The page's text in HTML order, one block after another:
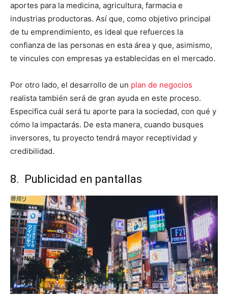
aportes para la medicina, agricultura, farmacia e
industrias productoras. Así que, como objetivo principal
de tu emprendimiento, es ideal que refuerces la
confianza de las personas en esta área y que, asimismo,
te vincules con empresas ya establecidas en el mercado.
Por otro lado, el desarrollo de un plan de negocios
realista también será de gran ayuda en este proceso.
Especifica cuál será tu aporte para la sociedad, con qué y
cómo la impactarás. De esta manera, cuando busques
inversores, tu proyecto tendrá mayor receptividad y
credibilidad.
8. Publicidad en pantallas